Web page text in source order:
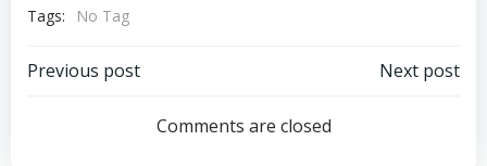
Tags:
No Tag
Post
navigation
Previous post
navigation
Next post
Comments are closed